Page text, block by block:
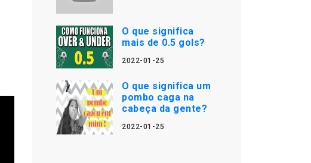
O que significa
mais de 0.5 gols?
2022-01-25
O que significa um
pombo caga na
cabeça da gente?
2022-01-25